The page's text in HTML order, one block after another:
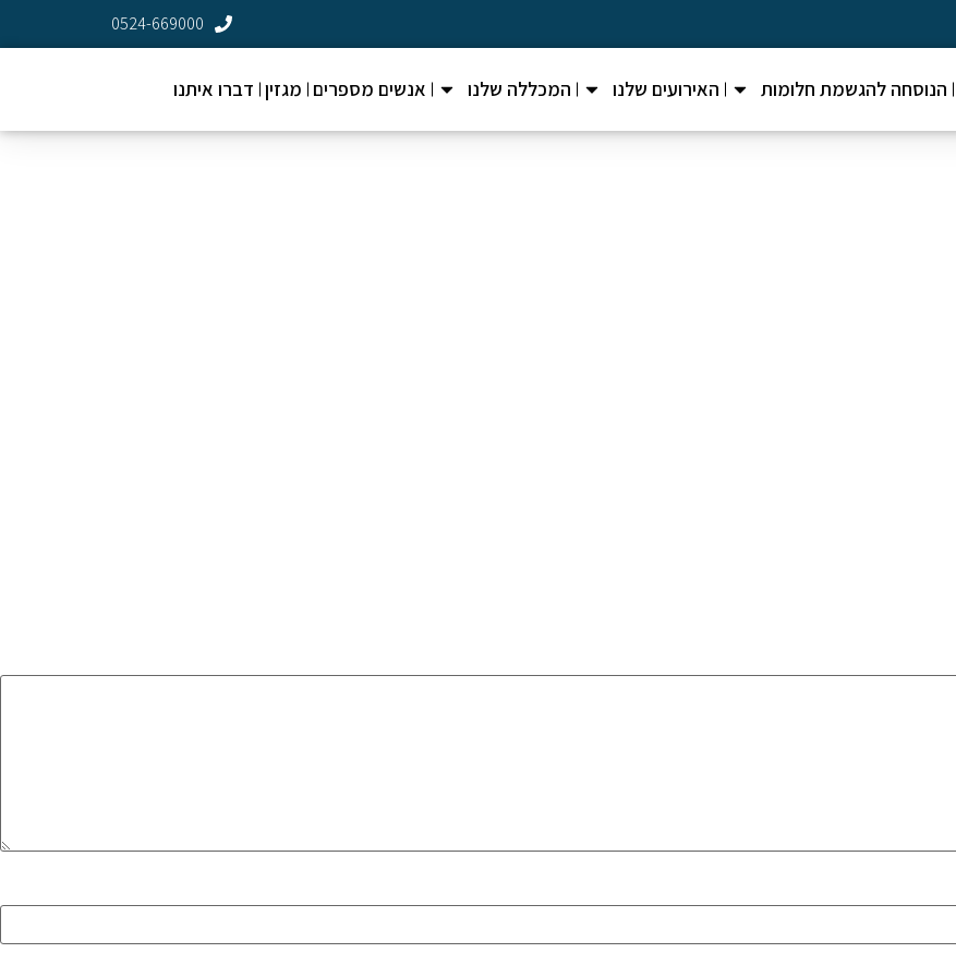
0524-669000
הנוסחה להגשמת חלומות האירועים שלנו המכללה שלנו אנשים מספרים מגזין דברו איתנו